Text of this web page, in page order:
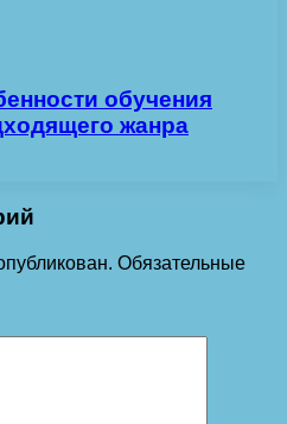
обучения
жанра
Обязательные